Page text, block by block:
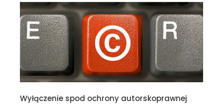
Wyłączenie spod ochrony autorskoprawnej